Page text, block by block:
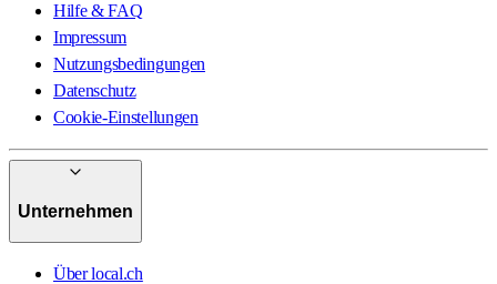
Hilfe & FAQ
Impressum
Nutzungsbedingungen
Datenschutz
Cookie-Einstellungen
Unternehmen
Über local.ch